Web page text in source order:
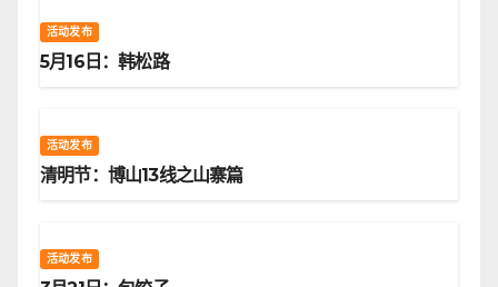
活动发布
5月16日：韩松路
活动发布
清明节：博山13线之山寨篇
活动发布